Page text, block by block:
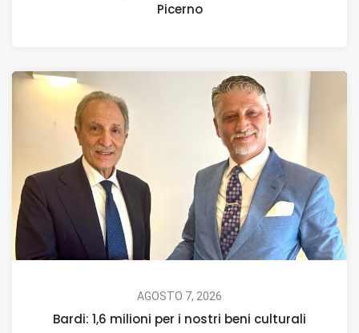
Picerno
AGOSTO 7, 2026
Bardi: 1,6 milioni per i nostri beni culturali